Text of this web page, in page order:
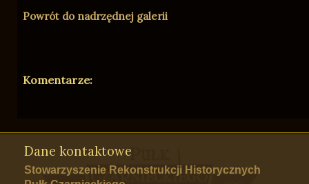
Powrót do nadrzędnej galerii
Komentarze:
Dane kontaktowe
Stowarzyszenie Rekonstrukcji Historycznych